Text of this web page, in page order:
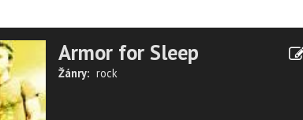
Armor for Sleep
Žánry: rock